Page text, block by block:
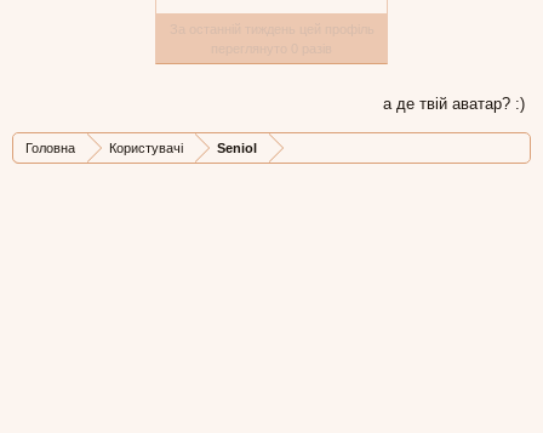
а де твій аватар? :)
Головна Користувачі Seniol